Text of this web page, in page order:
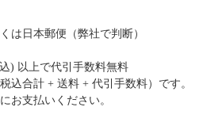
は日本郵便（弊社で判断）
) 以上で代引手数料無料
込合計 + 送料 + 代引手数料）です。
お支払いください。